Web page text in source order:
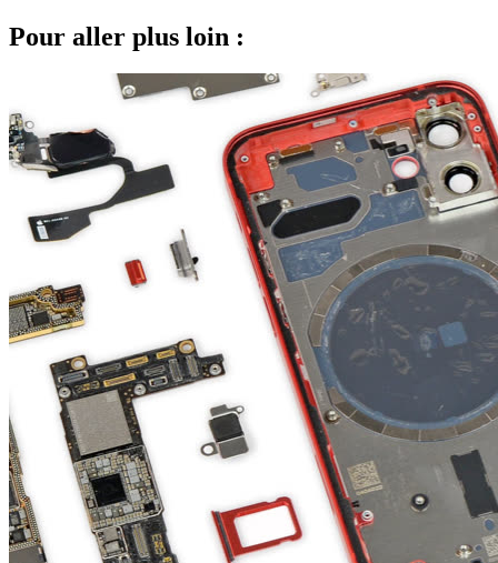
Pour aller plus loin :